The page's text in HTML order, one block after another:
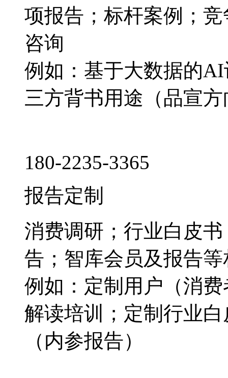
项报告；标杆案例；
咨询
例如：基于大数据的
三方背书用途（品宣
180-2235-3365
报告定制
消费调研；行业白皮
告；智库会员及报告
例如：定制用户（消
解读培训；定制行业
（内参报告）